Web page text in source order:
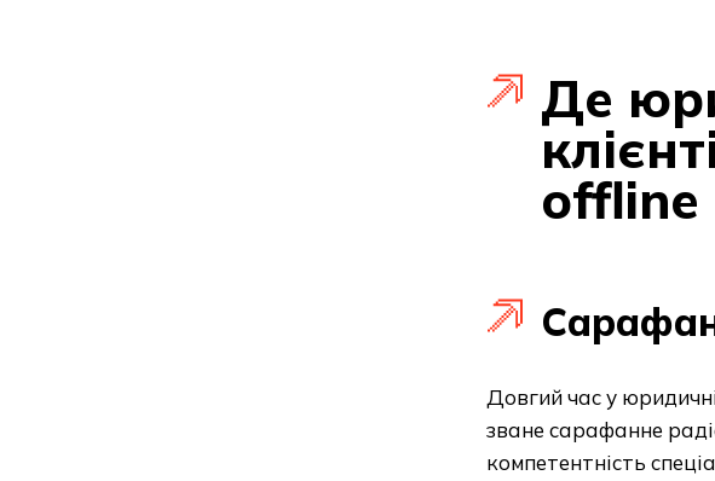
Де
offline
Довгий час у
зване сарафанне
компетентність